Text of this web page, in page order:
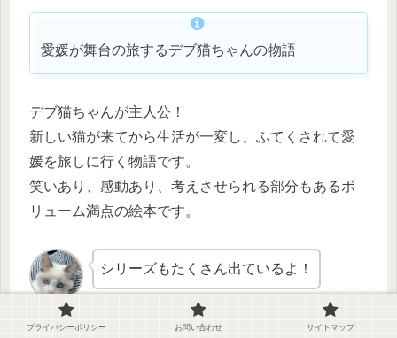
愛媛が舞台の旅するデブ猫ちゃんの物語
デブ猫ちゃんが主人公！
新しい猫が来てから生活が一変し、ふてくされて愛
媛を旅しに行く物語です。
笑いあり、感動あり、考えさせられる部分もあるボ
リューム満点の絵本です。
シリーズもたくさん出ているよ！
プライバシーポリシー お問い合わせ サイトマップ